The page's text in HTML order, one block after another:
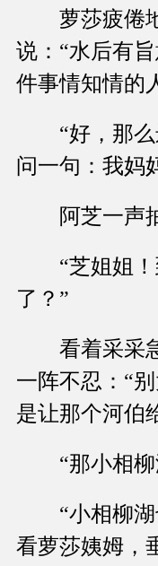
萝莎疲倦地
说：“水后有
件事情知情的
“好，那么
问一句：我妈
阿芝一声抽
“芝姐姐！
了？”
看着采采急
一阵不忍：“
是让那个河伯
“那小相柳
“小相柳湖
看萝莎姨姆，